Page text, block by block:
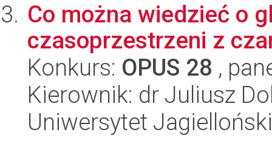
Co można wiedzieć o
czasoprzestrzeni z
Konkurs: OPUS 28 ,
Kierownik: dr Juliusz
Uniwersytet Jagielloński